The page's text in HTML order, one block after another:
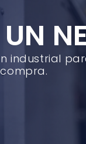
UN
industrial